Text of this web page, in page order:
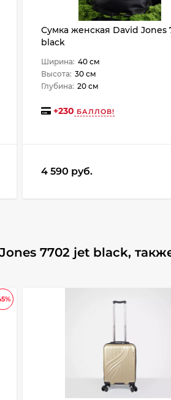
Сумка женская David Jones
black
Ширина: 40 см
Высота: 30 см
Глубина: 20 см
+230 БАЛЛОВ!
4 590 руб.
7702 jet black,